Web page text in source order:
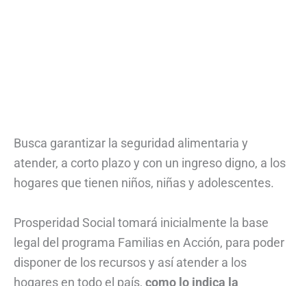
Busca garantizar la seguridad alimentaria y
atender, a corto plazo y con un ingreso digno, a los
hogares que tienen niños, niñas y adolescentes.
Prosperidad Social tomará inicialmente la base
legal del programa Familias en Acción, para poder
disponer de los recursos y así atender a los
hogares en todo el país, como lo indica la